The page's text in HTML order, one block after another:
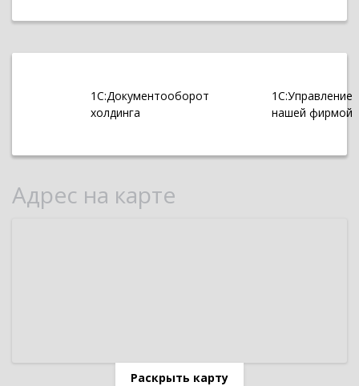
1С:Документооборот
холдинга
1С:Управление
нашей фирмой
Адрес на карте
Раскрыть карту